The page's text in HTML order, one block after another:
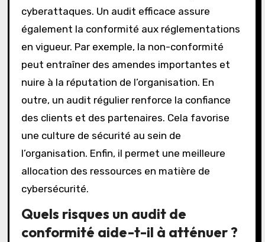
cyberattaques. Un audit efficace assure
également la conformité aux réglementations
en vigueur. Par exemple, la non-conformité
peut entraîner des amendes importantes et
nuire à la réputation de l’organisation. En
outre, un audit régulier renforce la confiance
des clients et des partenaires. Cela favorise
une culture de sécurité au sein de
l’organisation. Enfin, il permet une meilleure
allocation des ressources en matière de
cybersécurité.
Quels risques un audit de
conformité aide-t-il à atténuer ?